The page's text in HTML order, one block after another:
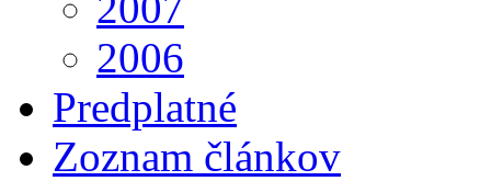
2006
Predplatné
Zoznam článkov